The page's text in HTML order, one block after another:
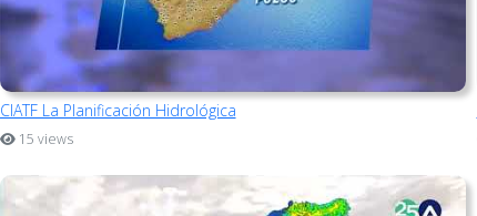
CIATF La Planificación Hidrológica
15 views